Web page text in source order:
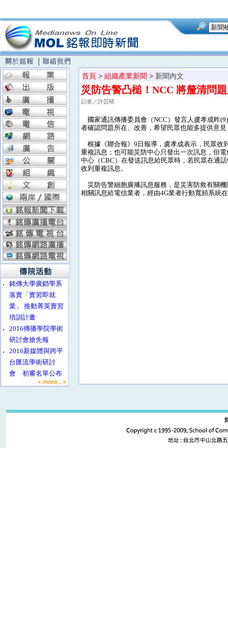
‧
銘傳大學廣銷學系
落實「實習即就
業」 推動菁英實習
培訓計畫
‧
2016傳播學院學術
研討會搶先報
‧
2016新媒體與跨平
台匯流學術研討
會 初審名單公布
首頁 > 組織產業新聞 > 新聞內文
災防告警凸槌！NCC 將釐清問
記者／許苡晴
國家通訊傳播委員會（NCC）發言人虞孝成昨
者確認問題所在、改善，希望民眾也能多提供意
根據《聯合報》9日報導，虞孝成表示，民眾收
重複訊息；也可能災防中心只發出一次訊息，但
中心（CBC）在發送訊息給民眾時，若民眾在通
收到重複訊息。
災防告警細胞廣播訊息服務，是災害防救有關
相關訊息給電信業者，經由4G業者行動寬頻系統